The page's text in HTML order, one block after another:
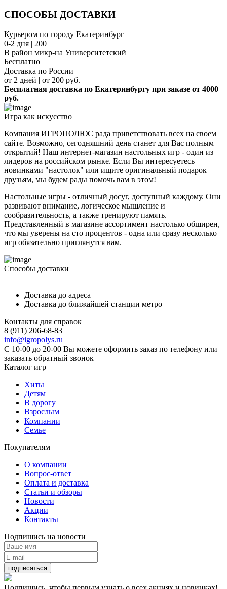
СПОСОБЫ ДОСТАВКИ
Курьером по городу Екатеринбург
0-2 дня | 200
В район микр-на Университетский
Бесплатно
Доставка по России
от 2 дней | от 200 руб.
Бесплатная доставка по Екатеринбургу при заказе от 4000
руб.
Игра как искусство
Компания ИГРОПОЛЮС рада приветствовать всех на своем
сайте. Возможно, сегодняшний день станет для Вас полным
открытий! Наш интернет-магазин настольных игр - один из
лидеров на российском рынке. Если Вы интересуетесь
новинками "настолок" или ищите оригинальный подарок
друзьям, мы будем рады помочь вам в этом!
Настольные игры - отличный досуг, доступный каждому. Они
развивают внимание, логическое мышление и
сообразительность, а также тренируют память.
Представленный в магазине ассортимент настолько обширен,
что мы уверены на сто процентов - одна или сразу несколько
игр обязательно приглянутся вам.
Способы доставки
Доставка до адреса
Доставка до ближайшей станции метро
Контакты для справок
8 (911) 206-68-83
info@igropolys.ru
С 10-00 до 20-00 Вы можете оформить заказ по телефону или
заказать обратный звонок
Каталог игр
Хиты
Детям
В дорогу
Взрослым
Компании
Семье
Покупателям
О компании
Вопрос-ответ
Оплата и доставка
Статьи и обзоры
Новости
Акции
Контакты
Подпишись на новости
подписаться